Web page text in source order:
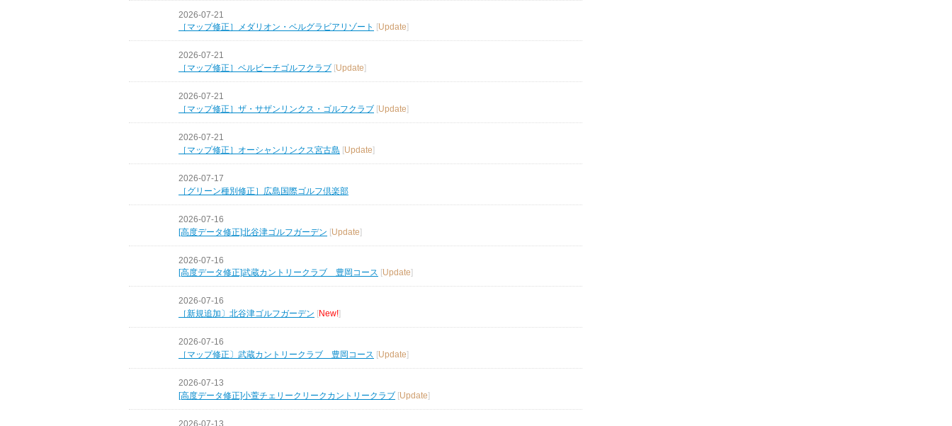
2026-07-21
［マップ修正］メダリオン・ベルグラビアリゾート [Update]
2026-07-21
［マップ修正］ベルビーチゴルフクラブ [Update]
2026-07-21
［マップ修正］ザ・サザンリンクス・ゴルフクラブ [Update]
2026-07-21
［マップ修正］オーシャンリンクス宮古島 [Update]
2026-07-17
［グリーン種別修正］広島国際ゴルフ倶楽部
2026-07-16
[高度データ修正]北谷津ゴルフガーデン [Update]
2026-07-16
[高度データ修正]武蔵カントリークラブ 豊岡コース [Update]
2026-07-16
［新規追加〕北谷津ゴルフガーデン [New!]
2026-07-16
［マップ修正〕武蔵カントリークラブ 豊岡コース [Update]
2026-07-13
[高度データ修正]小萱チェリークリークカントリークラブ [Update]
2026-07-13